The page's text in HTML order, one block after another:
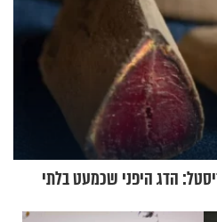
הדג היפני שכמעט בלתי